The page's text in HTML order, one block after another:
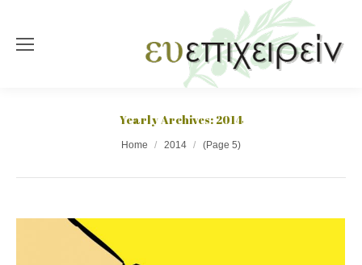
Yearly Archives: 2014
Home 2014 (Page 5)